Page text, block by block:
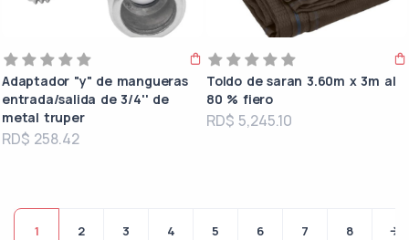
Adaptador "y" de mangueras
entrada/salida de 3/4'' de
metal truper
RD$ 258.42
Toldo de saran 3.60m x 3m al
80 % fiero
RD$ 5,245.10
1 2 3 4 5 6 7 8